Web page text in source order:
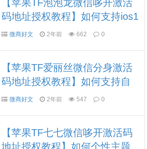
【苹果TF泡泡龙微信哆开激活
码地址授权教程】如何支持ios1
8系统么
微商好文 2年前 662 0
【苹果TF爱丽丝微信分身激活
码地址授权教程】如何支持自
定义导入美化主题包
微商好文 2年前 547 0
【苹果TF七七微信哆开激活码
地址授权教程】如何个性主题